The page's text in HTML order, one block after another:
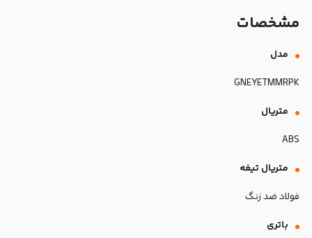
مشخصات
مدل
GNEYETMMRPK
متریال
ABS
متریال تیغه
فولاد ضد زنگ
باتری